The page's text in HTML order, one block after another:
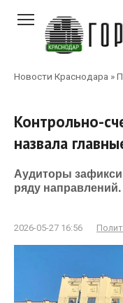
контенту
Новости Краснодара »
Контрольно-
назвала
Аудиторы
ряду направлений.
2026-05-27 16:56